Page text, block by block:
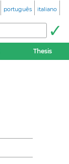
português italiano
Thesis